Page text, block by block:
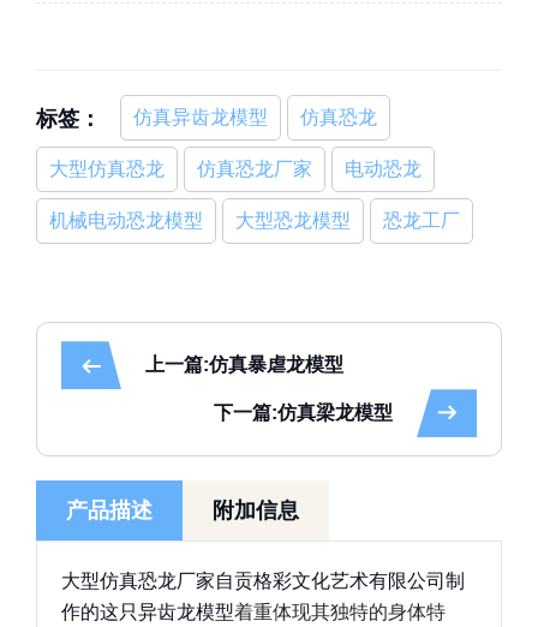
标签： 仿真异齿龙模型 仿真恐龙
大型仿真恐龙 仿真恐龙厂家 电动恐龙
机械电动恐龙模型 大型恐龙模型 恐龙工厂
上一篇:仿真暴虐龙模型
下一篇:仿真梁龙模型
产品描述 附加信息
大型仿真恐龙厂家自贡格彩文化艺术有限公司制
作的这只异齿龙模型着重体现其独特的身体特